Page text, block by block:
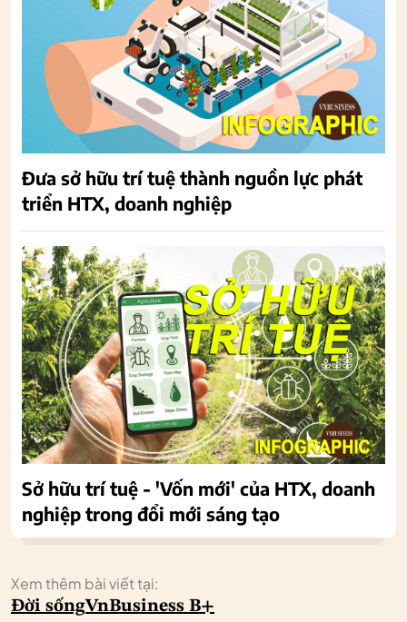
Đưa sở hữu trí tuệ thành nguồn lực phát
triển HTX, doanh nghiệp
Sở hữu trí tuệ - 'Vốn mới' của HTX, doanh
nghiệp trong đổi mới sáng tạo
Xem thêm bài viết tại:
Đời sốngVnBusiness B+